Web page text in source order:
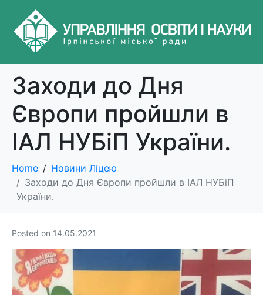
Заходи до Дня
Європи пройшли в
ІАЛ НУБіП України.
Home
Новини Ліцею
Заходи до Дня Європи пройшли в ІАЛ НУБіП
України.
Posted on 14.05.2021